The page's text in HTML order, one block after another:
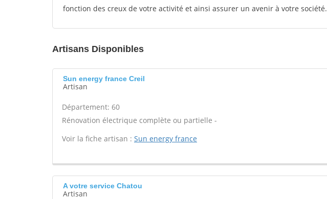
fonction des creux de votre activité et ainsi assurer un avenir à votre société.
Artisans Disponibles
Sun energy france Creil
Artisan
Département: 60
Rénovation électrique complète ou partielle -
Voir la fiche artisan : Sun energy france
A votre service Chatou
Artisan